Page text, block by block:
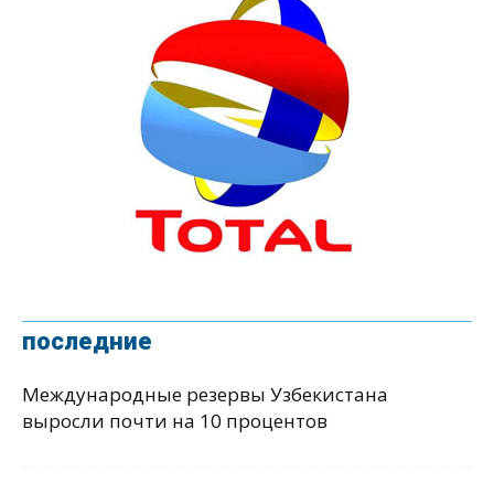
последние
Международные резервы Узбекистана
выросли почти на 10 процентов